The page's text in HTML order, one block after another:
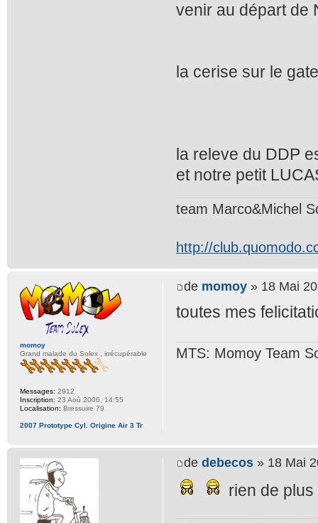
venir au départ de
la cerise sur le
la releve du DDP
et notre petit
team Marco&Michel
http://
de momoy » 18 Mai
toutes mes
MTS: Momoy Team
momoy
Grand malade du Solex , irrécupérable
Messages: 2912
Inscription: 23 Aoû 2006, 14:55
Localisation: Bressuire 79
2007 Prototype Cyl. Origine Air 3 Tr
de debecos » 18 Mai
rien de plus